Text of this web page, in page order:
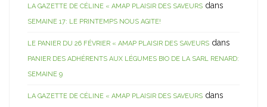
LA GAZETTE DE CÉLINE « AMAP PLAISIR DES SAVEURS dans
SEMAINE 17: LE PRINTEMPS NOUS AGITE!
LE PANIER DU 26 FÉVRIER « AMAP PLAISIR DES SAVEURS dans
PANIER DES ADHÉRENTS AUX LÉGUMES BIO DE LA SARL RENARD:
SEMAINE 9
LA GAZETTE DE CÉLINE « AMAP PLAISIR DES SAVEURS dans